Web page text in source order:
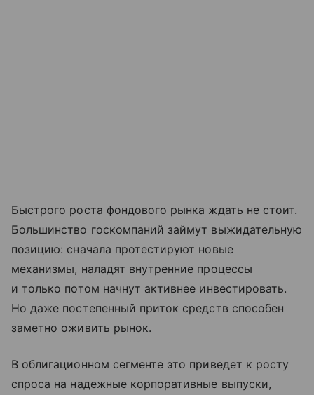
Быстрого роста фондового рынка ждать не стоит.
Большинство госкомпаний займут выжидательную
позицию: сначала протестируют новые
механизмы, наладят внутренние процессы
и только потом начнут активнее инвестировать.
Но даже постепенный приток средств способен
заметно оживить рынок.
В облигационном сегменте это приведет к росту
спроса на надежные корпоративные выпуски,